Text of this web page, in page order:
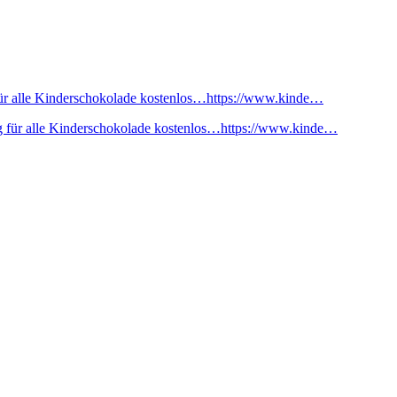
alle Kinderschokolade kostenlos…https://www.kinde…
für alle Kinderschokolade kostenlos…https://www.kinde…